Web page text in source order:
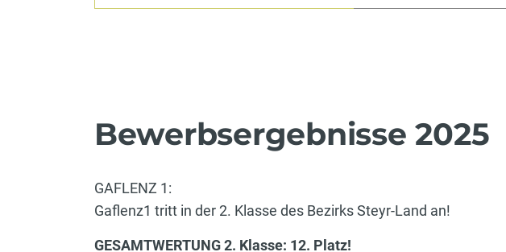
Bewerbsergebnisse 2025
GAFLENZ 1:
Gaflenz1 tritt in der 2. Klasse des Bezirks Steyr-Land an!
GESAMTWERTUNG 2. Klasse: 12. Platz!